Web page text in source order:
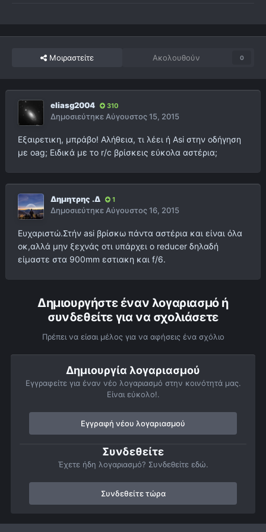
Μοιραστείτε Ακολουθούν 0
eliasg2004 310
ΔημοσιεύτηκεΑύγουστος 15, 2015
Εξαιρετικη, μπράβο! Αλήθεια, τι λέει ή Αsi στην οδήγηση
με oag; Ειδικά με το r/c βρίσκεις εύκολα αστέρια;
Δημητρης .Δ 1
ΔημοσιεύτηκεΑύγουστος 16, 2015
Ευχαριστώ.Στήν asi βρίσκω πάντα αστέρια και είναι όλα
οκ,αλλά μην ξεχνάς οτι υπάρχει ο reducer δηλαδή
είμαστε στα 900mm εστιακη και f/6.
Δημιουργήστε έναν λογαριασμό ή
συνδεθείτε για να σχολιάσετε
Πρέπει να είσαι μέλος για να αφήσεις ένα σχόλιο
Δημιουργία λογαριασμού
Εγγραφείτε για έναν νέο λογαριασμό στην κοινότητά μας.
Είναι εύκολο!.
Εγγραφή νέου λογαριασμού
Συνδεθείτε
Έχετε ήδη λογαριασμό? Συνδεθείτε εδώ.
Συνδεθείτε τώρα